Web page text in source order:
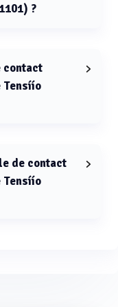
?
contact
Tensíío
de contact
Tensíío